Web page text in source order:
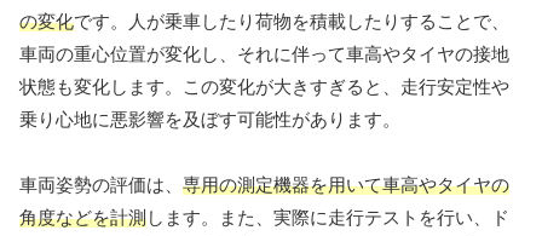
の変化です。人が乗車したり荷物を積載したりすることで、
車両の重心位置が変化し、それに伴って車高やタイヤの接地
状態も変化します。この変化が大きすぎると、走行安定性や
乗り心地に悪影響を及ぼす可能性があります。
車両姿勢の評価は、 専用の測定機器を用いて車高やタイヤの
角度などを計測します。また、実際に走行テストを行い、ド